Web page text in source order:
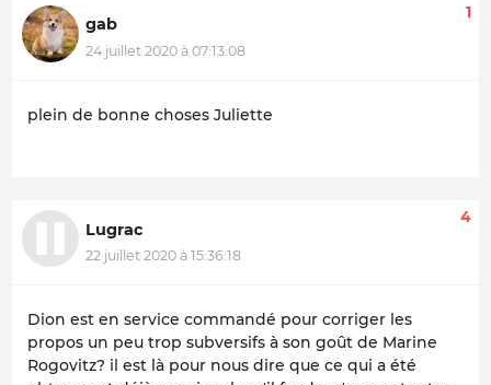
gab
24 juillet 2020 à 07:13:08
1
plein de bonne choses Juliette
Lugrac
22 juillet 2020 à 15:36:18
4
Dion est en service commandé pour corriger les
propos un peu trop subversifs à son goût de Marine
Rogovitz? il est là pour nous dire que ce qui a été